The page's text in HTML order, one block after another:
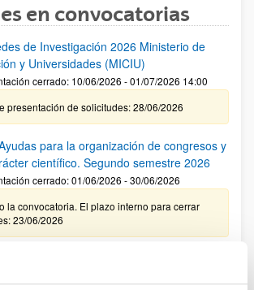
en convocatorias
de Investigación 2026 Ministerio de
y Universidades (MICIU)
cerrado: 10/06/2026 - 01/07/2026 14:00
presentación de solicitudes: 28/06/2026
para la organización de congresos y
científico. Segundo semestre 2026
cerrado: 01/06/2026 - 30/06/2026
la convocatoria. El plazo interno para cerrar
23/06/2026
Red Guipuzcoana de Ciencia,
2026 (Zientzia Erein)